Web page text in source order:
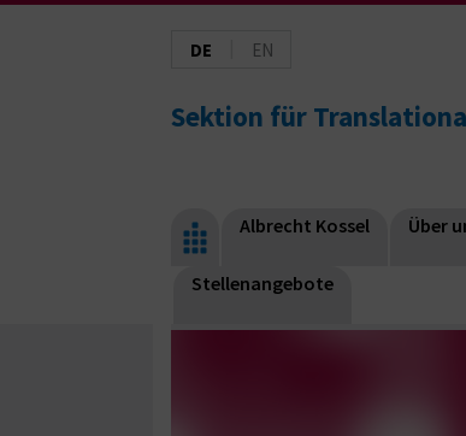
DE EN
Sektion für
Albrecht Kossel Über
Stellenangebote